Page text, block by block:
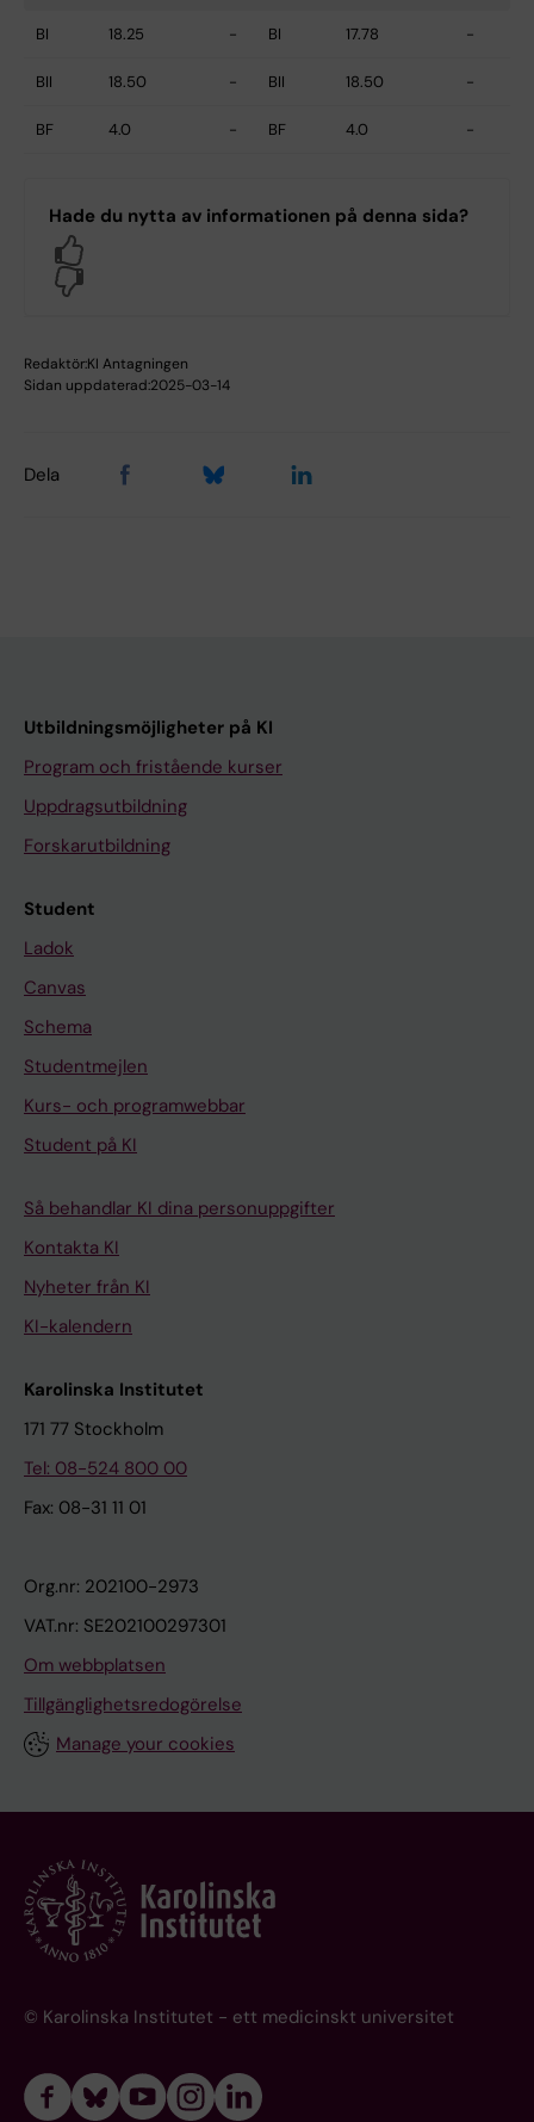
BI 18.25 - BI 17.78 -
BII 18.50 - BII 18.50 -
BF 4.0 - BF 4.0 -
Hade du nytta av informationen på denna sida?
Redaktör:KI Antagningen
Sidan uppdaterad:2025-03-14
Dela
Utbildningsmöjligheter på KI
Program och fristående kurser
Uppdragsutbildning
Forskarutbildning
Student
Ladok
Canvas
Schema
Studentmejlen
Kurs- och programwebbar
Student på KI
Så behandlar KI dina personuppgifter
Kontakta KI
Nyheter från KI
KI-kalendern
Karolinska Institutet
171 77 Stockholm
Tel: 08-524 800 00
Fax: 08-31 11 01
Org.nr: 202100-2973
VAT.nr: SE202100297301
Om webbplatsen
Tillgänglighetsredogörelse
Manage your cookies
© Karolinska Institutet - ett medicinskt universitet